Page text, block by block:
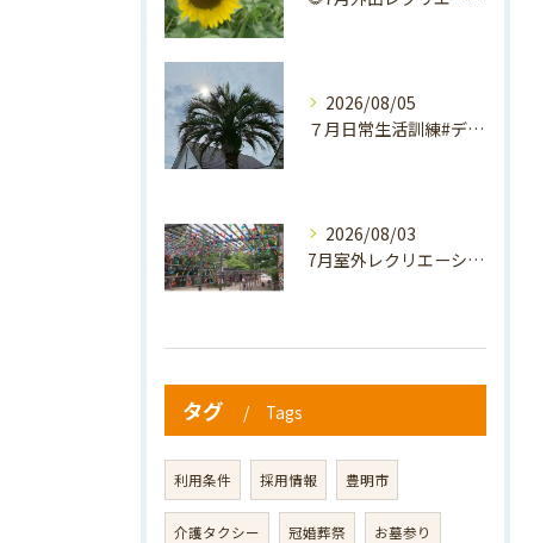
2026/08/05
７月日常生活訓練#デイサービス #介護 #通所介護事業所 #...
2026/08/03
7月室外レクリエーション🪷
タグ Tags
利用条件 採用情報 豊明市
介護タクシー 冠婚葬祭 お墓参り